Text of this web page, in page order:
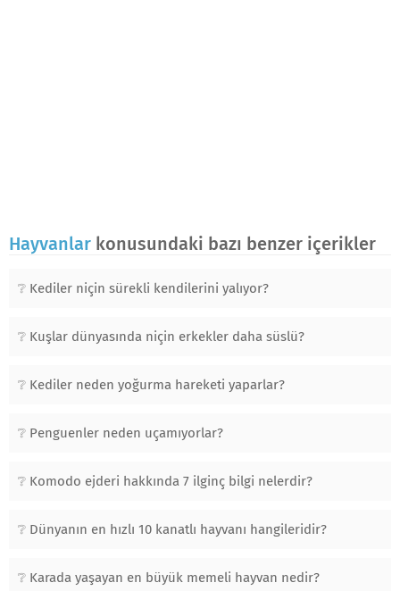
Hayvanlar konusundaki bazı benzer içerikler
Kediler niçin sürekli kendilerini yalıyor?
Kuşlar dünyasında niçin erkekler daha süslü?
Kediler neden yoğurma hareketi yaparlar?
Penguenler neden uçamıyorlar?
Komodo ejderi hakkında 7 ilginç bilgi nelerdir?
Dünyanın en hızlı 10 kanatlı hayvanı hangileridir?
Karada yaşayan en büyük memeli hayvan nedir?